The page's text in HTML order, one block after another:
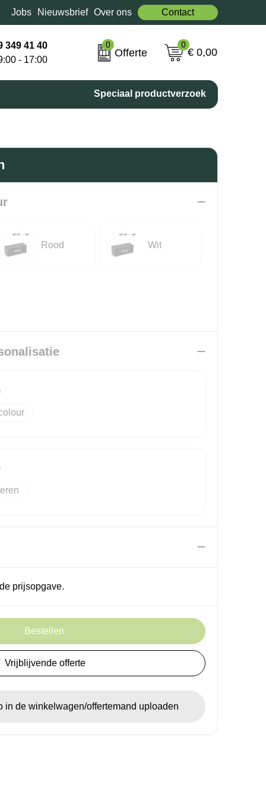
Jobs Nieuwsbrief Over ons Contact
349 41 40
- 17:00
0
Offerte
0
€ 0,00
Speciaal productverzoek
Rood Wit
prijsopgave.
Bestellen
Vrijblijvende offerte
in de winkelwagen/offertemand uploaden